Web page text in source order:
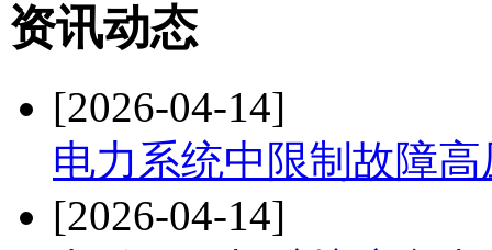
资讯动态
[2026-04-14]
电力系统中限制故障
[2026-04-14]